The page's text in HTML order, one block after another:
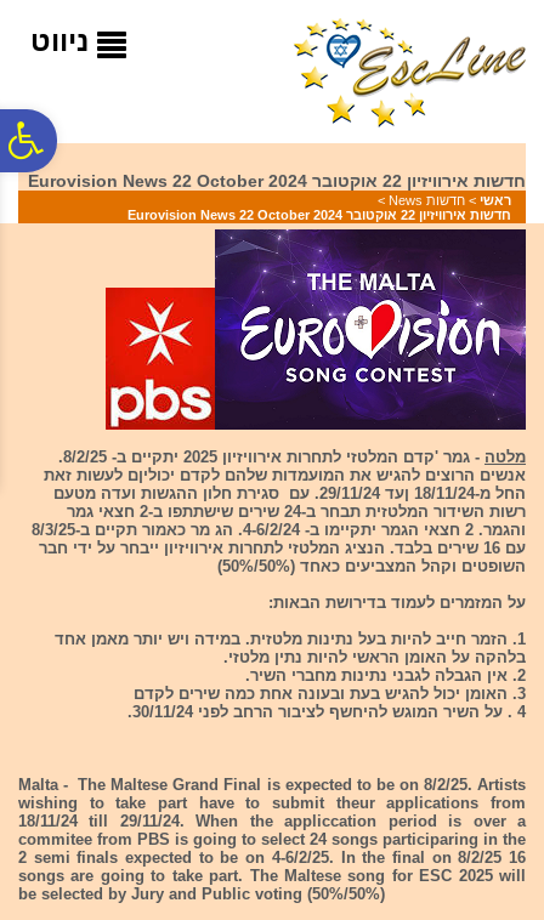
המרכזי
ניווט
חדשות אירוויזיון 22 אוקטובר 2024 Eurovision News 22 October
ראשי > חדשות News
>
חדשות אירוויזיון 22 אוקטובר 2024 Eurovision News 22 October
מלטה
- גמר 'קדם המלטזי לתחרות אירוויזיון 2025 יתקיים ב- 8/2/25.
אנשים הרוצים להגיש את המועמדות שלהם לקדם יכוליןם לעשות זאת
החל מ-18/11/24 ןעד 29/11/24. עם סגירת חלון ההגשות ועדה מטעם
רשות השידור המלטזית תבחר ב-24 שירים שישתתפו ב-2 חצאי גמר
והגמר. 2 חצאי הגמר יתקיימו ב- 4-6/2/24. הג מר כאמור תקיים ב-8/3/25
עם 16 שירים בלבד. הנציג המלטזי לתחרות אירוויזיון ייבחר על ידי חבר
השופטים וקהל המצביעים כאחד (50%/50%)
על המזמרים לעמוד בדירושת הבאות:
1. הזמר חייב להיות בעל נתינות מלטזית. במידה ויש יותר מאמן אחד
בלהקה על האומן הראשי להיות נתין מלטזי.
2. אין הגבלה לגבני נתינות מחברי השיר.
3. האומן יכול להגיש בעת ובעונה אחת כמה שירים לקדם
4 . על השיר המוגש להיחשף לציבור הרחב לפני 30/11/24.
Malta - The Maltese Grand Final is expected to be on 8/2/25. Artists
wishing to take part have to submit theur applications from
18/11/24 till 29/11/24. When the appliccation period is over a
commitee from PBS is going to select 24 songs participaring in the
2 semi finals expected to be on 4-6/2/25. In the final on 8/2/25 16
songs are going to take part. The Maltese song for ESC 2025 will
be selected by Jury and Public voting (50%/50%)